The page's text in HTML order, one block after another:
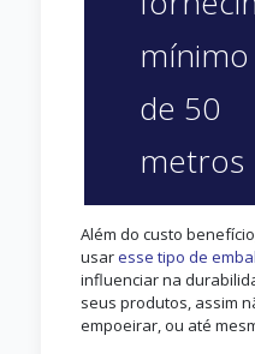
mínimo
de 50
metros
Além do custo
usaresse tipo de
influenciar na
seus produtos, assim
empoeirar, ou até